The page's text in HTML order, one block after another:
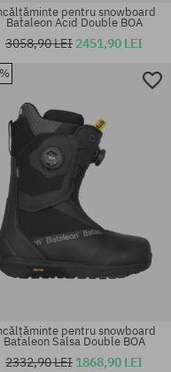
pentru snowboard
Bataleon Acid Double BOA
3058,90 LEI 2451,90 LEI
pentru snowboard
Bataleon Salsa Double BOA
2332,90 LEI 1868,90 LEI